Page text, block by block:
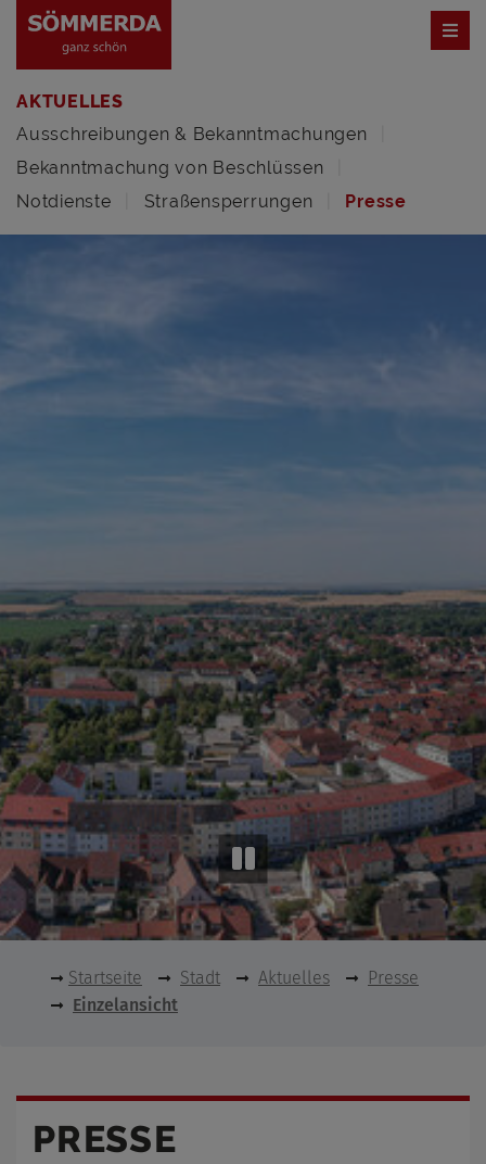
AKTUELLES
Ausschreibungen & Bekanntmachungen
Bekanntmachung von Beschlüssen
Notdienste
Straßensperrungen Presse
Startseite Stadt Aktuelles
Presse
Einzelansicht
PRESSE